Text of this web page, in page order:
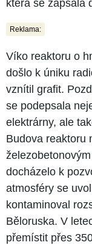
která se zapsala
Reklama:
Víko reaktoru o
došlo k úniku
vznítil grafit.
se podepsala
elektrárny, ale
Budova reaktoru
docházelo k
atmosféry se
kontaminoval
Běloruska. V
přemístit přes